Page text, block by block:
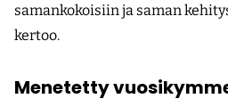
samankokoisiin ja saman
kertoo.
Menetetty